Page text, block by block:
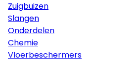
Zuigbuizen
Slangen
Onderdelen
Chemie
Vloerbeschermers